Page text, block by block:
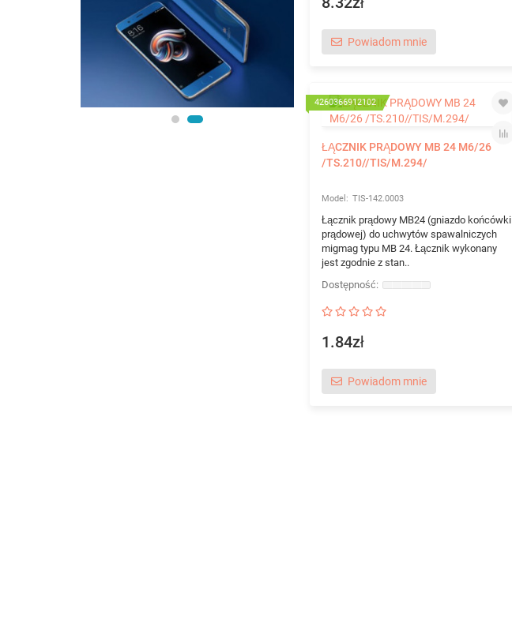
Powiadom mnie
4260366912102
ŁĄCZNIK PRĄDOWY MB 24 M6/26
/TS.210//TIS/M.294/
TIS-142.0003
Łącznik prądowy MB24 (gniazdo końcówki
prądowej) do uchwytów spawalniczych
migmag typu MB 24. Łącznik wykonany
jest zgodnie z stan..
1.84zł
Powiadom mnie